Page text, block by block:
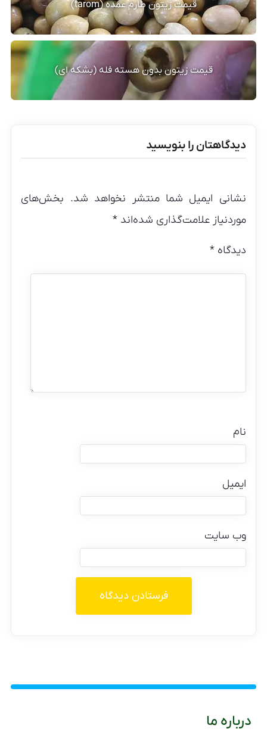
قیمت زیتون طارم عمده (tarom)
قیمت زیتون بدون هسته فله (بشکه ای)
دیدگاهتان را بنویسید
نشانی ایمیل شما منتشر نخواهد شد. بخش‌های
موردنیاز علامت‌گذاری شده‌اند*
دیدگاه*
نام
ایمیل
وب‌ سایت
درباره ما